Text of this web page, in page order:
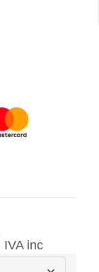
IVA inc